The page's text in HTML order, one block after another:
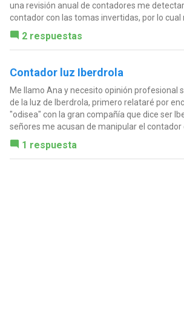
una revisión anual de contadores me
contador con las tomas invertidas, por lo cual
2 respuestas
Contador luz Iberdrola
Me llamo Ana y necesito opinión profesional
de la luz de Iberdrola, primero relataré por
"odisea" con la gran compañía que dice ser
señores me acusan de manipular el contador
1 respuesta